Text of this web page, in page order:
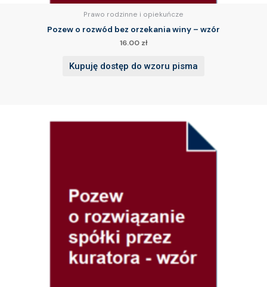
Prawo rodzinne i opiekuńcze
Pozew o rozwód bez orzekania winy – wzór
16.00 zł
Kupuję dostęp do wzoru pisma